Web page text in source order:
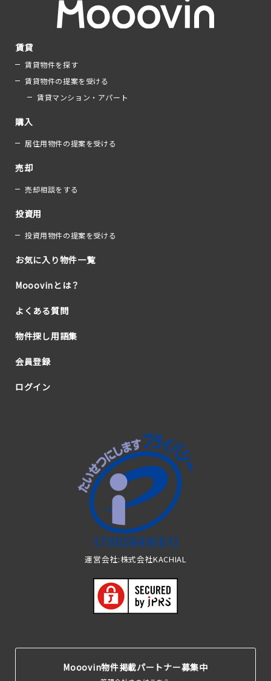
賃貸
賃貸物件を探す
賃貸物件の提案を受ける
賃貸マンション・アパート
購入
居住用物件の提案を受ける
売却
売却相談をする
投資用
投資用物件の提案を受ける
お気に入り物件一覧
Mooovinとは？
よくある質問
物件探し用語集
会員登録
ログイン
運営会社:株式会社KACHIAL
Mooovin物件掲載パートナー募集中